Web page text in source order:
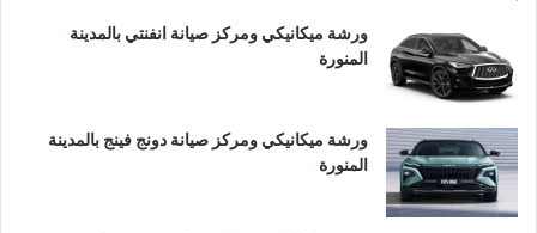
ورشة ميكانيكي ومركز صيانة انفنتي بالمدينة
المنورة
ورشة ميكانيكي ومركز صيانة دونج فينج بالمدينة
المنورة